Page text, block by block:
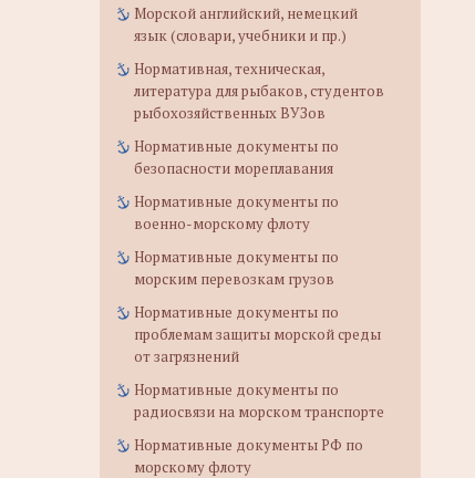
Морской английский, немецкий
язык (словари, учебники и пр.)
Нормативная, техническая,
литература для рыбаков, студентов
рыбохозяйственных ВУЗов
Нормативные документы по
безопасности мореплавания
Нормативные документы по
военно-морскому флоту
Нормативные документы по
морским перевозкам грузов
Нормативные документы по
проблемам защиты морской среды
от загрязнений
Нормативные документы по
радиосвязи на морском транспорте
Нормативные документы РФ по
морскому флоту